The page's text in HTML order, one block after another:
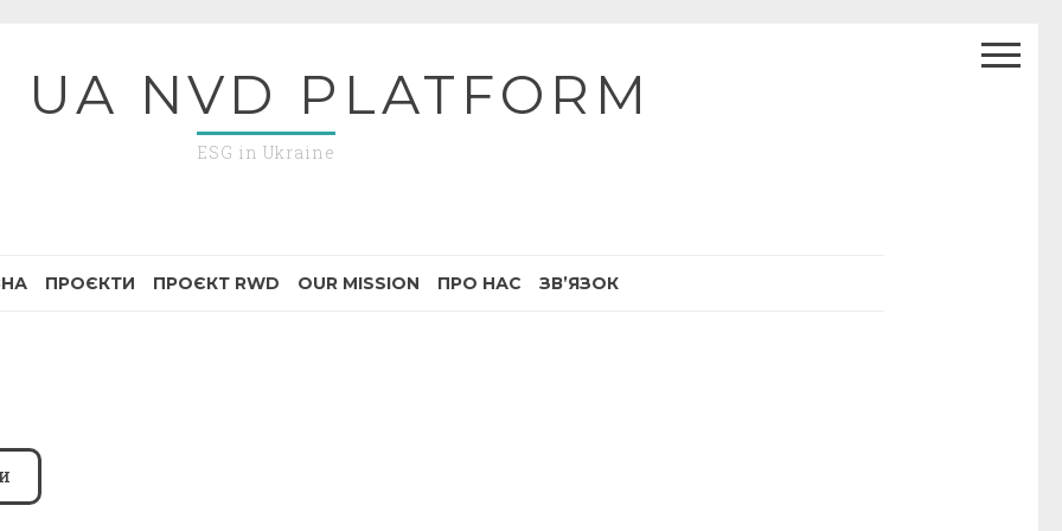
UA NVD PLATFORM
ESG in Ukraine
ПРОЄКТИ ПРОЄКТ RWD OUR MISSION ПРО НАС ЗВ’ЯЗОК